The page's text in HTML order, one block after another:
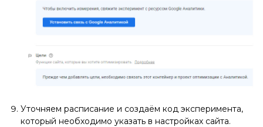
Уточняем расписание и создаём код эксперимента,
который необходимо указать в настройках сайта.